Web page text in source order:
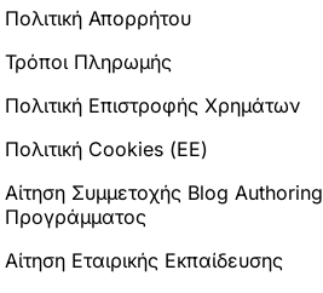
Πολιτική Απορρήτου
Τρόποι Πληρωμής
Πολιτική Επιστροφής Χρημάτων
Πολιτική Cookies (ΕΕ)
Αίτηση Συμμετοχής Blog Authoring
Προγράμματος
Αίτηση Εταιρικής Εκπαίδευσης